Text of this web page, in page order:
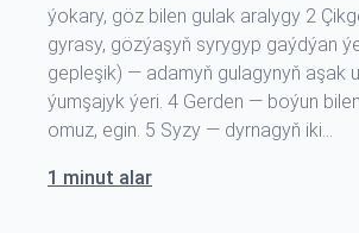
ýokary, göz bilen gulak aralygy 2
gyrasy, gözýaşyň syrygyp gaýdýan
gepleşik) ― adamyň gulagynyň aşak
ýumşajyk ýeri. 4 Gerden ― boýun
omuz, egin. 5 Syzy ― dyrnagyň iki…
1 minut alar